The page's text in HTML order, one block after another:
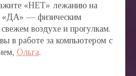
«НЕТ» лежанию на
«ДА» — физическим
воздухе и прогулкам.
в работе за компьютером с
Ольга.